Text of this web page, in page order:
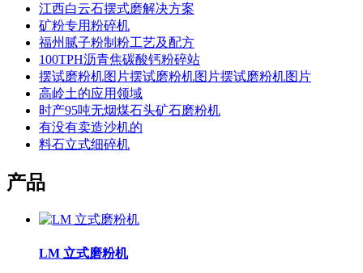
江西白云石摆式磨解决方案
矿粉专用粉碎机
福州腻子粉制粉工艺及配方
100TPH沥青焦碳酸钙粉碎站
摆试磨粉机图片摆试磨粉机图片摆试磨粉机图片
高岭土的应用领域
时产95吨无烟煤石头矿石磨粉机
有没有卖造沙机的
料石立式细碎机
产品
LM 立式磨粉机